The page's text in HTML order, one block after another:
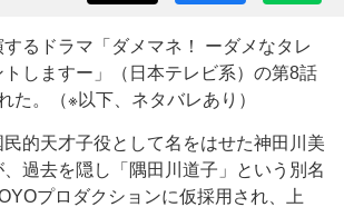
るドラマ「ダメマネ！ ーダメなタレ
しますー」（日本テレビ系）の第8話
た。（※以下、ネタバレあり）
的天才子役として名をはせた神田川美
過去を隠し「隅田川道子」という別名
プロダクションに仮採用され、上